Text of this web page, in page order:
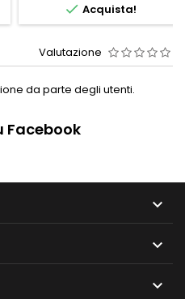
 Acquista!
Valutazione
da parte degli utenti.
Facebook


